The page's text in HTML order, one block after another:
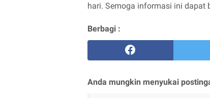
hari. Semoga informasi ini dapat
Berbagi :
Anda mungkin menyukai